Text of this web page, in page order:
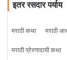
इतर रसदार पर्याय
मराठी कथा मराठी
मराठी प्रेरणादायी कथा